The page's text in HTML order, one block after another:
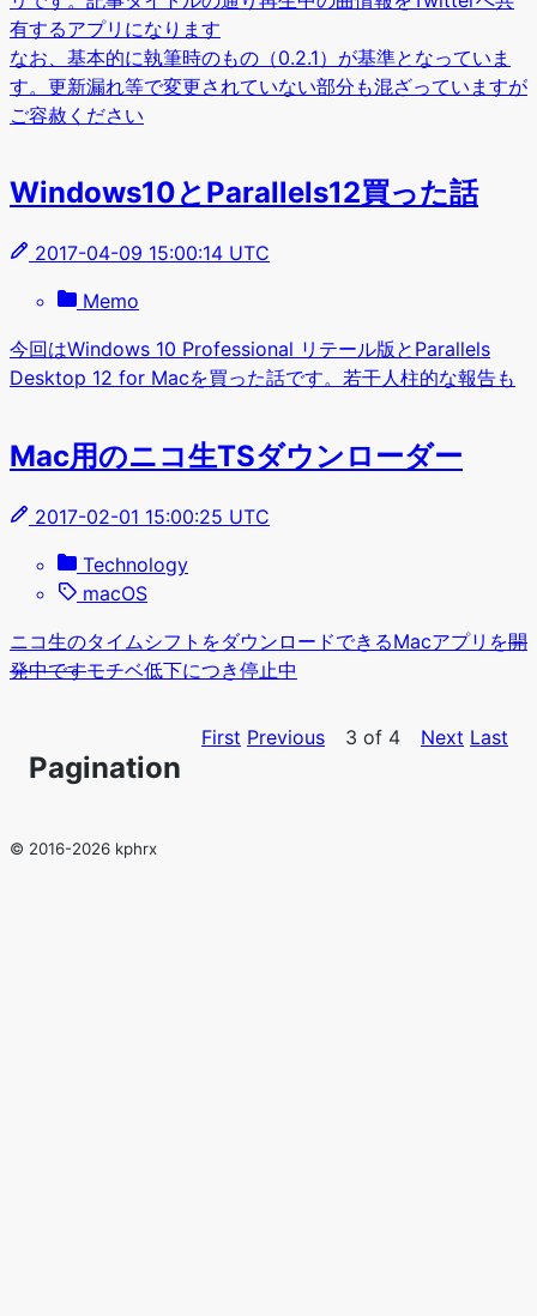
有するアプリになります
なお、基本的に執筆時のもの（0.2.1）が基準となっていま
す。更新漏れ等で変更されていない部分も混ざっていますが
ご容赦ください
Windows10とParallels12買った話
2017-04-09 15:00:14 UTC
Memo
今回はWindows 10 Professional リテール版とParallels
Desktop 12 for Macを買った話です。若干人柱的な報告も
Mac用のニコ生TSダウンローダー
2017-02-01 15:00:25 UTC
Technology
macOS
ニコ生のタイムシフトをダウンロードできるMacアプリを開
発中ですモチベ低下につき停止中
Pagination
First Previous 3 of 4 Next Last
© 2016-2026 kphrx